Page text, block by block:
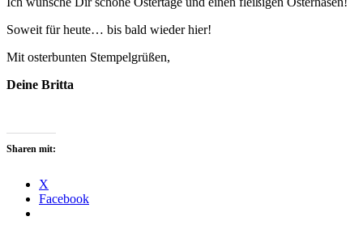
Soweit für heute… bis bald wieder hier!
Mit osterbunten Stempelgrüßen,
Deine Britta
Sharen mit:
X
Facebook